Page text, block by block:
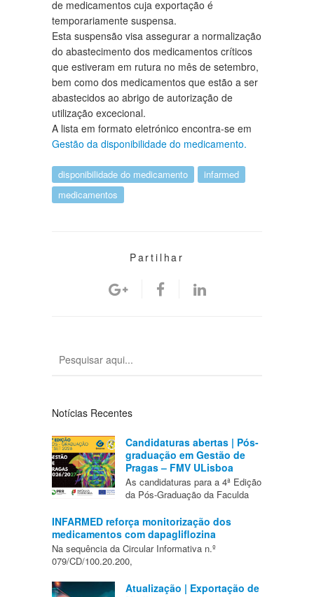
de medicamentos cuja exportação é
temporariamente suspensa.
Esta suspensão visa assegurar a normalização
do abastecimento dos medicamentos críticos
que estiveram em rutura no mês de setembro,
bem como dos medicamentos que estão a ser
abastecidos ao abrigo de autorização de
utilização excecional.
A lista em formato eletrónico encontra-se em
Gestão da disponibilidade do medicamento.
disponibilidade do medicamento
infarmed
medicamentos
Partilhar
Notícias Recentes
Candidaturas abertas | Pós-
graduação em Gestão de
Pragas – FMV ULisboa
As candidaturas para a 4ª Edição
da Pós-Graduação da Faculda
INFARMED reforça monitorização dos
medicamentos com dapagliflozina
Na sequência da Circular Informativa n.º
079/CD/100.20.200,
Atualização | Exportação de